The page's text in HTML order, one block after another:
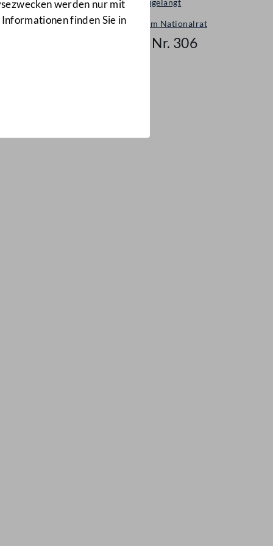
werden nur mit
finden Sie in
Neu eingelangt
Neues im Nationalrat
Mail Nr. 306